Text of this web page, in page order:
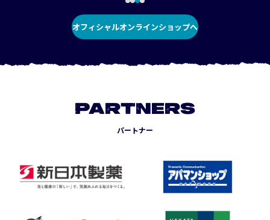
オフィシャルオンラインショップへ
PARTNERS
パートナー